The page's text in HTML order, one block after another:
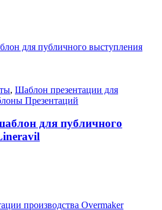
, Шаблон презентации для
Презентаций
для публичного